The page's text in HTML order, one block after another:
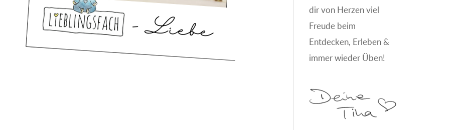
dir von Herzen viel
Freude beim
Entdecken, Erleben &
immer wieder Üben!